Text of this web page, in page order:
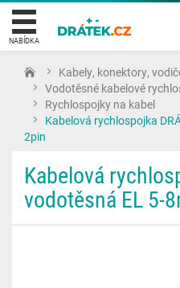
NABÍDKA
Kabely, konektory,
Vodotěsné kabelové
Rychlospojky na kabel
Kabelová rychlospojka
2pin
Kabelová
vodotěsná EL 5-